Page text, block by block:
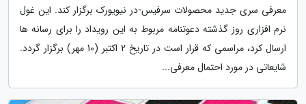
معرفی سری جدید محصولات سرفیس-در نیویورک برگزار کند. این غول
نرم افزاری روز گذشته دعوتنامه مربوط به این رویداد را برای رسانه ها
ارسال کرد، مراسمی که قرار است در تاریخ 2 اکتبر (10 مهر) برگزار گردد.
شایعاتی در مورد احتمال معرفی...